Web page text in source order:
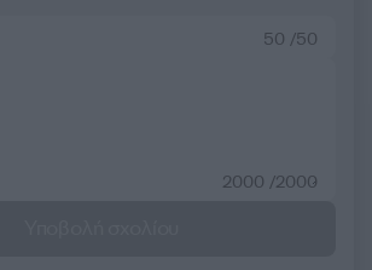
50 /50
2000 /2000